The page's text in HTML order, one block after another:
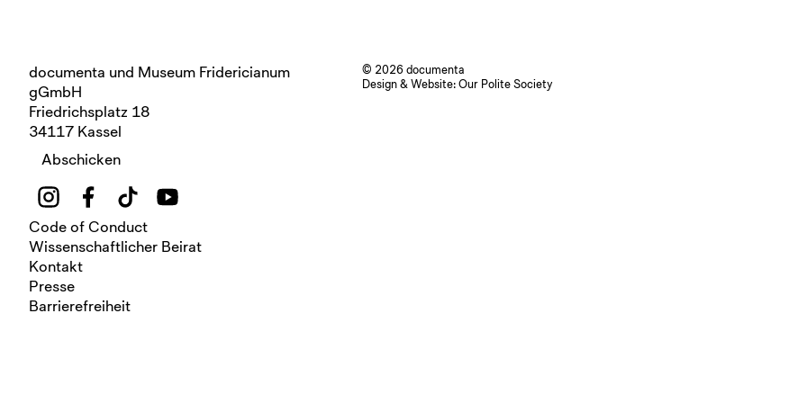
documenta und Museum Fridericianum
gGmbH
Friedrichsplatz 18
34117 Kassel
Abschicken
Code of Conduct
Wissenschaftlicher Beirat
Kontakt
Presse
Barrierefreiheit
© 2026 documenta
Design & Website:Our Polite Society